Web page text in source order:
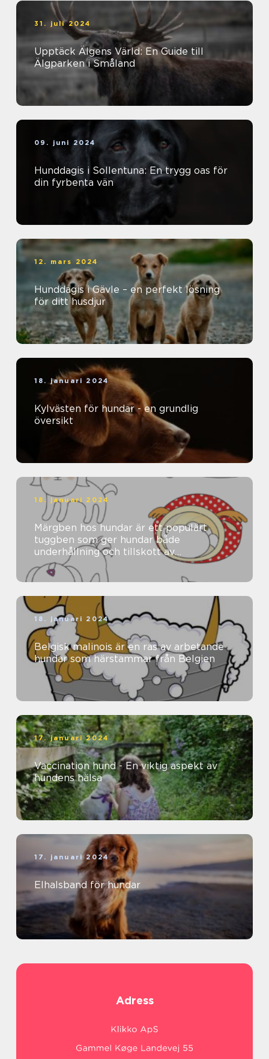
31. juli 2024
Upptäck Älgens Värld: En Guide till
Älgparken i Småland
09. juni 2024
Hunddagis i Sollentuna: En trygg oas för
din fyrbenta vän
12. mars 2024
Hunddagis i Gävle – en perfekt lösning
för ditt husdjur
18. januari 2024
Kylvästen för hundar - en grundlig
översikt
18. januari 2024
Märgben hos hundar är ett populärt
tuggben som ger hundar både
underhållning och tillskott av
näringsämnen
18. januari 2024
Belgisk malinois är en ras av arbetande
hundar som härstammar från Belgien
17. januari 2024
Vaccination hund - En viktig aspekt av
hundens hälsa
17. januari 2024
Elhalsband för hundar
Adress